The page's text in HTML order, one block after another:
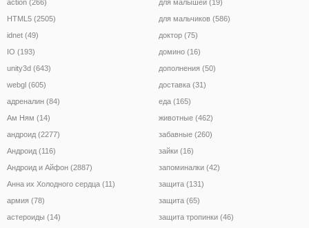
action (266)
HTML5 (2505)
idnet (49)
IO (193)
unity3d (643)
webgl (605)
адреналин (84)
Ам Ням (14)
андроид (2277)
Андроид (116)
Андроид и Айфон (2887)
Анна их Холодного сердца (11)
армия (78)
астероиды (14)
для малышей (19)
для мальчиков (586)
доктор (75)
домино (16)
дополнения (50)
доставка (31)
еда (165)
животные (462)
забавные (260)
зайки (16)
запоминалки (42)
защита (131)
защита (65)
защита тропинки (46)